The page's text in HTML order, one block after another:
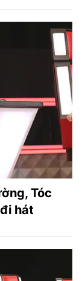
Tóc
hát